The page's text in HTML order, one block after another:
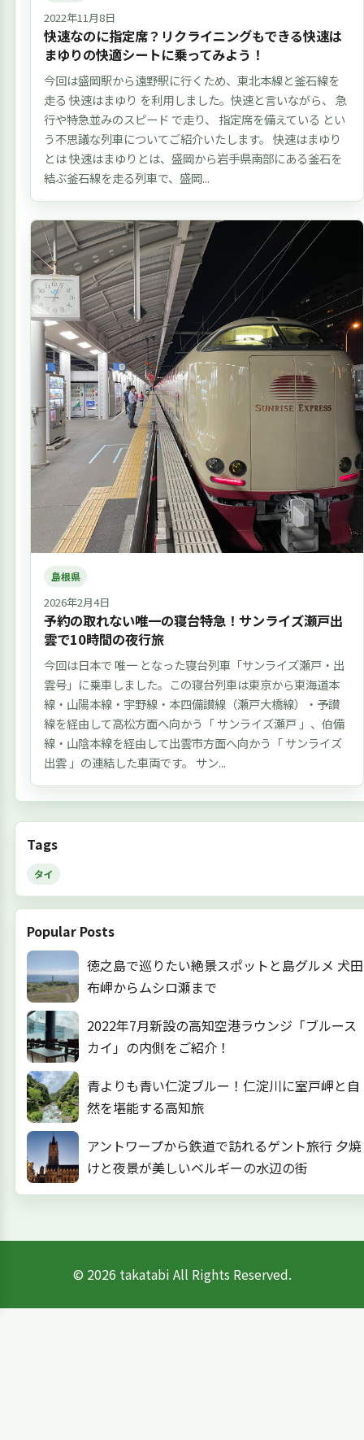
2022年11月8日
快速なのに指定席？リクライニングもできる快速は
まゆりの快適シートに乗ってみよう！
今回は盛岡駅から遠野駅に行くため、東北本線と釜石線を
走る 快速はまゆり を利用しました。快速と言いながら、 急
行や特急並みのスピード で走り、 指定席を備えている とい
う不思議な列車についてご紹介いたします。 快速はまゆり
とは 快速はまゆりとは、盛岡から岩手県南部にある釜石を
結ぶ釜石線を走る列車で、盛岡...
島根県
2026年2月4日
予約の取れない唯一の寝台特急！サンライズ瀬戸出
雲で10時間の夜行旅
今回は日本で 唯一 となった寝台列車「サンライズ瀬戸・出
雲号」に乗車しました。この寝台列車は東京から東海道本
線・山陽本線・宇野線・本四備讃線（瀬戸大橋線）・予讃
線を経由して高松方面へ向かう「 サンライズ瀬戸 」、伯備
線・山陰本線を経由して出雲市方面へ向かう「 サンライズ
出雲 」の連結した車両です。 サン...
Tags
タイ
Popular Posts
徳之島で巡りたい絶景スポットと島グルメ 犬田
布岬からムシロ瀬まで
2022年7月新設の高知空港ラウンジ「ブルース
カイ」の内側をご紹介！
青よりも青い仁淀ブルー！仁淀川に室戸岬と自
然を堪能する高知旅
アントワープから鉄道で訪れるゲント旅行 夕焼
けと夜景が美しいベルギーの水辺の街
© 2026 takatabi All Rights Reserved.